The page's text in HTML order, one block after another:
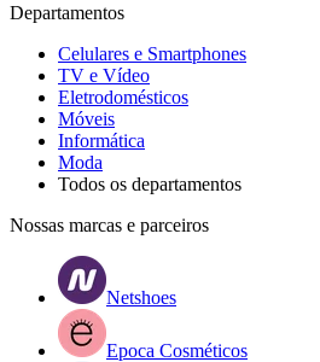
Departamentos
Celulares e Smartphones
TV e Vídeo
Eletrodomésticos
Móveis
Informática
Moda
Todos os departamentos
Nossas marcas e parceiros
Netshoes
Epoca Cosméticos